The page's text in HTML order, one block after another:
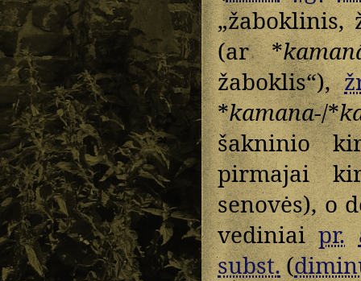
„žaboklinis,
(ar *
žaboklis“),
*kamana-/*
šakninio
pirmajai
senovės), o
vediniaipr.
subst.(